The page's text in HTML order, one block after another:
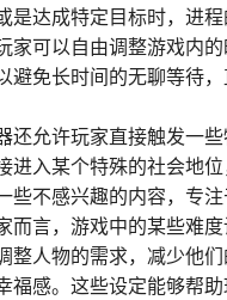
是达成特定目标时，进
家可以自由调整游戏内
避免长时间的无聊等待，
还允许玩家直接触发一
进入某个特殊的社会地
些不感兴趣的内容，专注
而言，游戏中的某些难
整人物的需求，减少他
福感。这些设定能够帮